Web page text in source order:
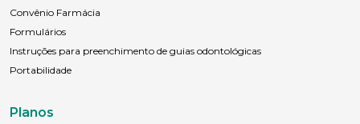
Convênio Farmácia
Formulários
Instruções para preenchimento de guias odontológicas
Portabilidade
Planos